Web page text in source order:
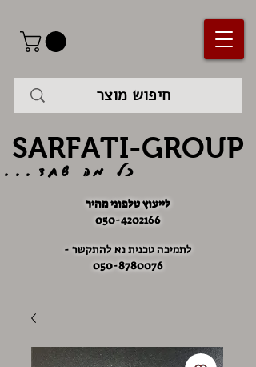
SARFATI-GROUP
לייעוץ טלפוני מהיר
050-4202166
לתמיכה טכנית נא להתקשר -
050-8780076
כל מה שחד...